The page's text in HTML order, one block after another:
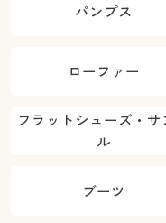
パンプス
ローファー
フラットシューズ・サ
ル
ブーツ